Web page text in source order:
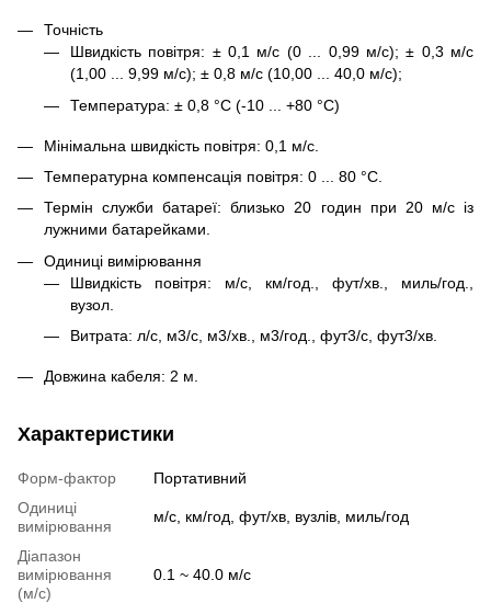
Точність
Швидкість повітря: ± 0,1 м/с (0 ... 0,99 м/с); ± 0,3 м/с
(1,00 ... 9,99 м/с); ± 0,8 м/с (10,00 ... 40,0 м/с);
Температура: ± 0,8 °C (-10 ... +80 °C)
Мінімальна швидкість повітря: 0,1 м/с.
Температурна компенсація повітря: 0 ... 80 °C.
Термін служби батареї: близько 20 годин при 20 м/с із
лужними батарейками.
Одиниці вимірювання
Швидкість повітря: м/с, км/год., фут/хв., миль/год.,
вузол.
Витрата: л/с, м3/с, м3/хв., м3/год., фут3/с, фут3/хв.
Довжина кабеля: 2 м.
Характеристики
Форм-фактор
Портативний
Одиниці
вимірювання
м/с, км/год, фут/хв, вузлів, миль/год
Діапазон
вимірювання
(м/с)
0.1 ~ 40.0 м/с